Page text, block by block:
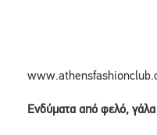
Ενδύματα από φελό, γάλα